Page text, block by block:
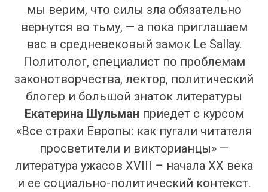
мы верим, что силы зла обязательно
вернутся во тьму, — а пока приглашаем
вас в средневековый замок Le Sallay.
Политолог, специалист по проблемам
законотворчества, лектор, политический
блогер и большой знаток литературы
Екатерина Шульман приедет с курсом
«Все страхи Европы: как пугали читателя
просветители и викторианцы» —
литература ужасов XVIII – начала XX века
и ее социально-политический контекст.